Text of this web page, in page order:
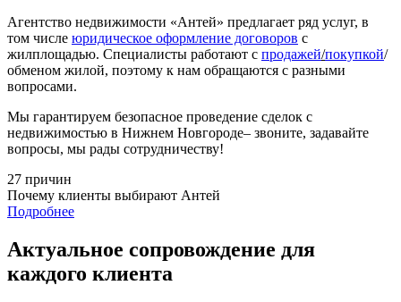
Агентство недвижимости «Антей» предлагает ряд услуг, в
том числе юридическое оформление договоров с
жилплощадью. Специалисты работают с продажей/покупкой/
обменом жилой, поэтому к нам обращаются с разными
вопросами.
Мы гарантируем безопасное проведение сделок c
недвижимостью в Нижнем Новгороде– звоните, задавайте
вопросы, мы рады сотрудничеству!
27 причин
Почему клиенты выбирают Антей
Подробнее
Актуальное сопровождение для
каждого клиента